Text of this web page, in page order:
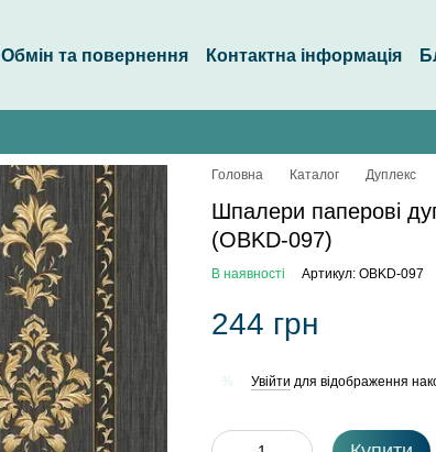
Обмін та повернення Контактна інформація
Головна Каталог Дуплекс
Шпалери паперові
(OBKD-097)
В наявності Артикул: OBKD-097
244 грн
% Увійти для відображення